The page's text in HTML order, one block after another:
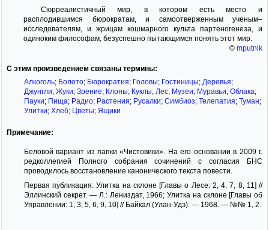
Сюрреалистичный мир, в котором есть место и
расплодившимся бюрократам, и самоотверженным ученым–
исследователям, и жрицам кошмарного культа партеногенеза, и
одиноким философам, безуспешно пытающимся понять этот мир.
© mputnik
С этим произведением связаны термины:
Алкоголь; Болото; Бюрократия; Головы; Гостиницы; Деревья;
Джунгли; Жуки; Зрение; Клоны; Куклы; Лес; Музеи; Муравьи; Облака;
Пауки; Пища; Радио; Растения; Русалки; Симбиоз; Телепатия; Туман;
Улитки; Хлеб; Цветы; Ящики
Примечание:
Беловой вариант из папки «Чистовики». На его основании в 2009 г.
редколлегией Полного собрания сочинений с согласия БНС
проводилось восстановление канонического текста повести.
Первая публикация: Улитка на склоне [Главы о Лесе: 2, 4, 7, 8, 11] //
Эллинский секрет. — Л.: Лениздат, 1966; Улитка на склоне [Главы об
Управлении: 1, 3, 5, 6, 9, 10] // Байкал (Улан-Удэ). — 1968. — №№ 1, 2.